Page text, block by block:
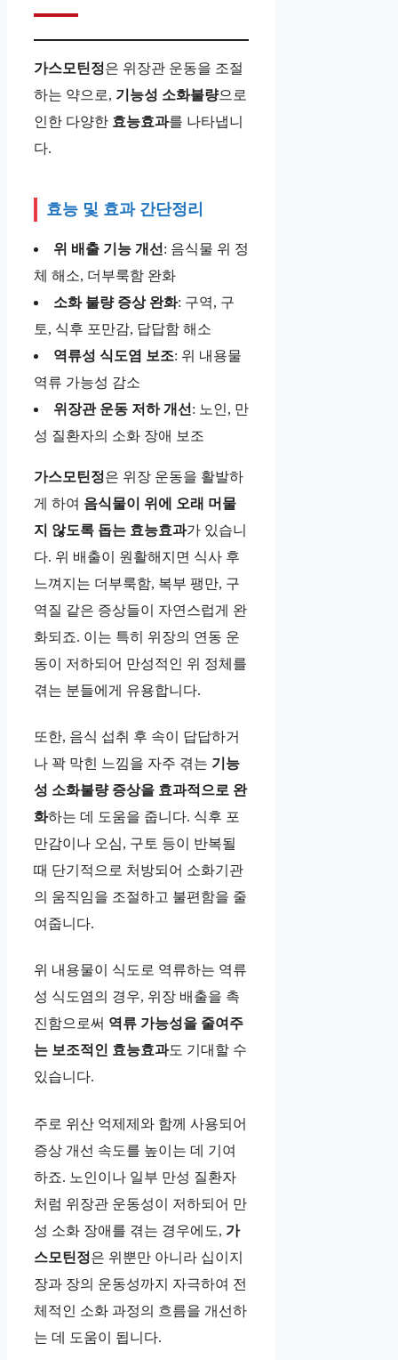
가스모틴정은 위장관 운동을 조절
하는 약으로, 기능성 소화불량으로
인한 다양한 효능효과를 나타냅니
다.
효능 및 효과 간단정리
위 배출 기능 개선 : 음식물 위 정
체 해소, 더부룩함 완화
소화 불량 증상 완화: 구역, 구
토, 식후 포만감, 답답함 해소
역류성 식도염 보조: 위 내용물
역류 가능성 감소
위장관 운동 저하 개선 : 노인, 만
성 질환자의 소화 장애 보조
가스모틴정은 위장 운동을 활발하
게 하여 음식물이 위에 오래 머물
지 않도록 돕는 효능효과가 있습니
다. 위 배출이 원활해지면 식사 후
느껴지는 더부룩함, 복부 팽만, 구
역질 같은 증상들이 자연스럽게 완
화되죠. 이는 특히 위장의 연동 운
동이 저하되어 만성적인 위 정체를
겪는 분들에게 유용합니다.
또한, 음식 섭취 후 속이 답답하거
나 꽉 막힌 느낌을 자주 겪는 기능
성 소화불량 증상을 효과적으로 완
화하는 데 도움을 줍니다. 식후 포
만감이나 오심, 구토 등이 반복될
때 단기적으로 처방되어 소화기관
의 움직임을 조절하고 불편함을 줄
여줍니다.
위 내용물이 식도로 역류하는 역류
성 식도염의 경우, 위장 배출을 촉
진함으로써 역류 가능성을 줄여주
는 보조적인 효능효과도 기대할 수
있습니다.
주로 위산 억제제와 함께 사용되어
증상 개선 속도를 높이는 데 기여
하죠. 노인이나 일부 만성 질환자
처럼 위장관 운동성이 저하되어 만
성 소화 장애를 겪는 경우에도, 가
스모틴정은 위뿐만 아니라 십이지
장과 장의 운동성까지 자극하여 전
체적인 소화 과정의 흐름을 개선하
는 데 도움이 됩니다.